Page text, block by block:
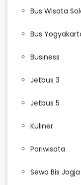
Bus Wisata
Bus
Business
Jetbus 3
Jetbus 5
Kuliner
Pariwisata
Sewa Bis Jogja